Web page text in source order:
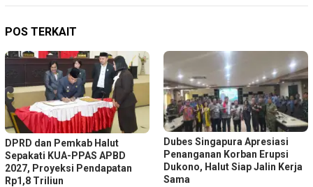
POS TERKAIT
DPRD dan Pemkab Halut
Sepakati KUA-PPAS APBD
2027, Proyeksi Pendapatan
Rp1,8 Triliun
Dubes Singapura Apresiasi
Penanganan Korban Erupsi
Dukono, Halut Siap Jalin Kerja
Sama